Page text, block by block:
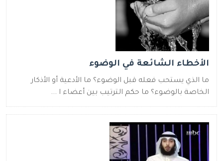
الأخطاء الشائعة في الوضوء
ما الذي يستحب فعله قبل الوضوء؟ ما الأدعية أو الأذكار
الخاصة بالوضوء؟ ما حكم الترتيب بين أعضاء ا ...